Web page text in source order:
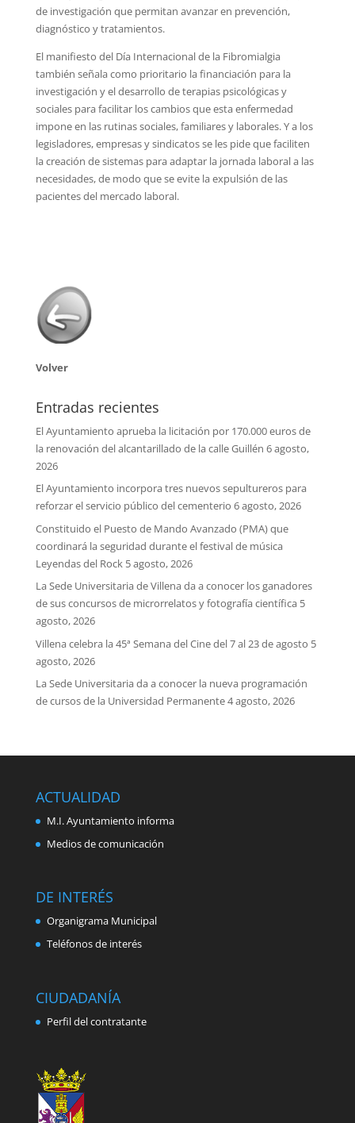
de investigación que permitan avanzar en prevención,
diagnóstico y tratamientos.
El manifiesto del Día Internacional de la Fibromialgia
también señala como prioritario la financiación para la
investigación y el desarrollo de terapias psicológicas y
sociales para facilitar los cambios que esta enfermedad
impone en las rutinas sociales, familiares y laborales. Y a los
legisladores, empresas y sindicatos se les pide que faciliten
la creación de sistemas para adaptar la jornada laboral a las
necesidades, de modo que se evite la expulsión de las
pacientes del mercado laboral.
Volver
Entradas recientes
El Ayuntamiento aprueba la licitación por 170.000 euros de
la renovación del alcantarillado de la calle Guillén 6 agosto,
2026
El Ayuntamiento incorpora tres nuevos sepultureros para
reforzar el servicio público del cementerio 6 agosto, 2026
Constituido el Puesto de Mando Avanzado (PMA) que
coordinará la seguridad durante el festival de música
Leyendas del Rock 5 agosto, 2026
La Sede Universitaria de Villena da a conocer los ganadores
de sus concursos de microrrelatos y fotografía científica 5
agosto, 2026
Villena celebra la 45ª Semana del Cine del 7 al 23 de agosto 5
agosto, 2026
La Sede Universitaria da a conocer la nueva programación
de cursos de la Universidad Permanente4 agosto, 2026
ACTUALIDAD
M.I. Ayuntamiento informa
Medios de comunicación
DE INTERÉS
Organigrama Municipal
Teléfonos de interés
CIUDADANÍA
Perfil del contratante